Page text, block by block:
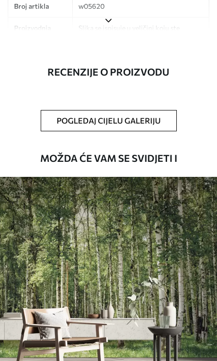
Broj artikla w05620
Proizvodnja
Slika se ispisuje u veličini koju ste
Možete dodati premaz od laka i/ili ljepilo
spužvom. Lakirane tapete mogu se čistiti
vodom.
Način primjene Besprijekorna primjena
Dostupni materijali
Standard
45.0027.00€/m²
Premium
56.6734.00€/m²
Premium vinil
66.6740.00€/m²
Peel and Stick
81.6749.00€/m²
RECENZIJE O PROIZVODU
POGLEDAJ CIJELU GALERIJU
MOŽDA ĆE VAM SE SVIDJETI I